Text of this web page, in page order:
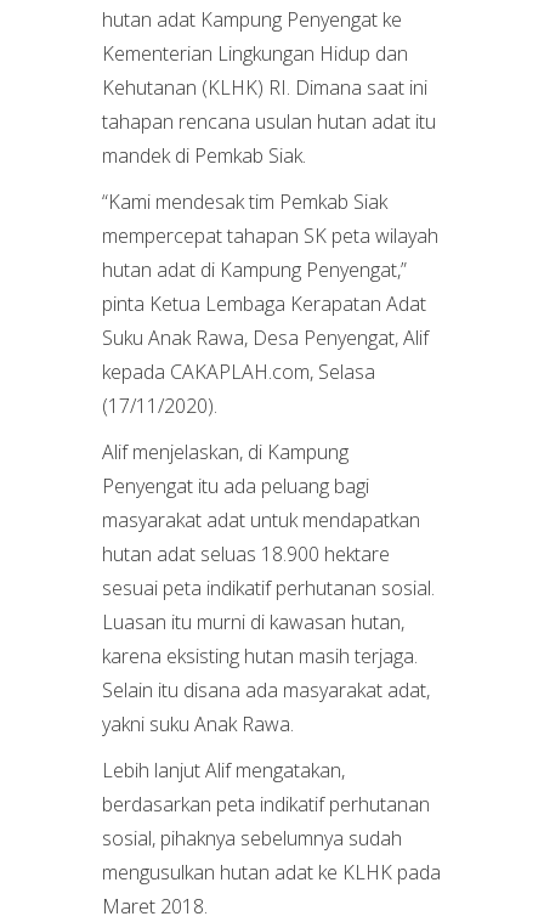
hutan adat Kampung Penyengat ke
Kementerian Lingkungan Hidup dan
Kehutanan (KLHK) RI. Dimana saat ini
tahapan rencana usulan hutan adat itu
mandek di Pemkab Siak.
“Kami mendesak tim Pemkab Siak
mempercepat tahapan SK peta wilayah
hutan adat di Kampung Penyengat,”
pinta Ketua Lembaga Kerapatan Adat
Suku Anak Rawa, Desa Penyengat, Alif
kepada CAKAPLAH.com, Selasa
(17/11/2020).
Alif menjelaskan, di Kampung
Penyengat itu ada peluang bagi
masyarakat adat untuk mendapatkan
hutan adat seluas 18.900 hektare
sesuai peta indikatif perhutanan sosial.
Luasan itu murni di kawasan hutan,
karena eksisting hutan masih terjaga.
Selain itu disana ada masyarakat adat,
yakni suku Anak Rawa.
Lebih lanjut Alif mengatakan,
berdasarkan peta indikatif perhutanan
sosial, pihaknya sebelumnya sudah
mengusulkan hutan adat ke KLHK pada
Maret 2018.